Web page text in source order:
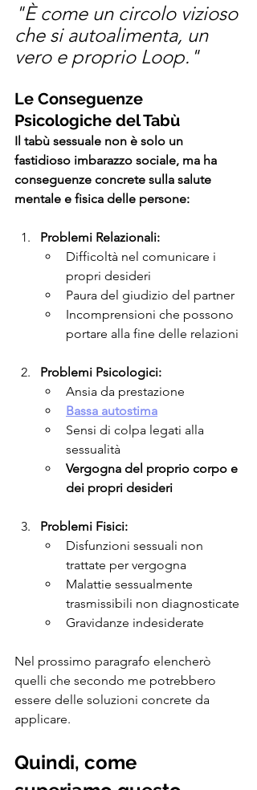
"È come un circolo vizioso
che si autoalimenta, un
vero e proprio Loop."
Le Conseguenze
Psicologiche del Tabù
Il tabù sessuale non è solo un
fastidioso imbarazzo sociale, ma ha
conseguenze concrete sulla salute
mentale e fisica delle persone:
Problemi Relazionali:
Difficoltà nel comunicare i
propri desideri
Paura del giudizio del partner
Incomprensioni che possono
portare alla fine delle relazioni
Problemi Psicologici:
Ansia da prestazione
Bassa autostima
Sensi di colpa legati alla
sessualità
Vergogna del proprio corpo e
dei propri desideri
Problemi Fisici:
Disfunzioni sessuali non
trattate per vergogna
Malattie sessualmente
trasmissibili non diagnosticate
Gravidanze indesiderate
Nel prossimo paragrafo elencherò
quelli che secondo me potrebbero
essere delle soluzioni concrete da
applicare.
Quindi, come